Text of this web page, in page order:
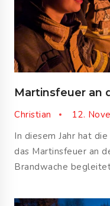
Martinsfeuer an
Christian
12.
In diesem Jahr hat
das Martinsfeuer an
Brandwache